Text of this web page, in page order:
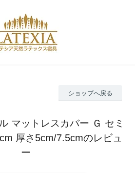
ショップへ戻る
マットレスカバー Ｇ セミ
厚さ5cm/7.5cmのレビュ
ー